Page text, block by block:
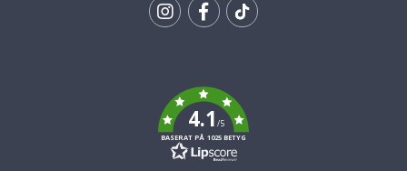
4.1/5
BASERAT PÅ 1025 BETYG